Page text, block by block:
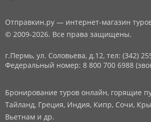
Отправкин.ру — интернет-магазин
© 2009-2026. Все права защищены.
г.Пермь, ул. Соловьева, д.12, тел: (342)
Федеральный номер: 8 800 700 6988
Бронирование туров онлайн, горящие
Тайланд, Греция, Индия, Кипр, Сочи,
Вьетнам и др.